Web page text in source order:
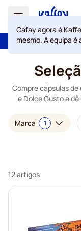
Ir para o Conteúdo
Cafay agora é
mesmo. A equipa é
Compre cápsulas
e Dolce Gusto e
Marca 1
12 artigos